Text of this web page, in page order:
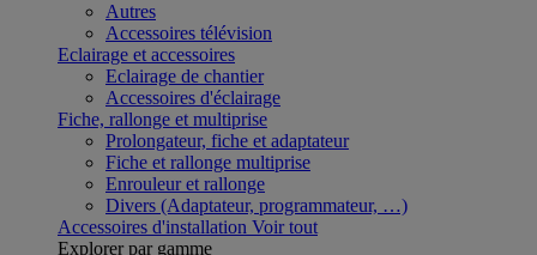
Autres
Accessoires télévision
Eclairage et accessoires
Eclairage de chantier
Accessoires d'éclairage
Fiche, rallonge et multiprise
Prolongateur, fiche et adaptateur
Fiche et rallonge multiprise
Enrouleur et rallonge
Divers (Adaptateur, programmateur, …)
Accessoires d'installation Voir tout
Explorer par gamme